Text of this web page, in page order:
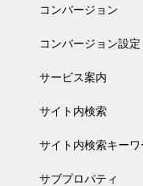
コンバージョン
コンバージョン設定
サービス案内
サイト内検索
サイト内検索キー
サブプロパティ